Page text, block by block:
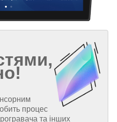
процес
та інших